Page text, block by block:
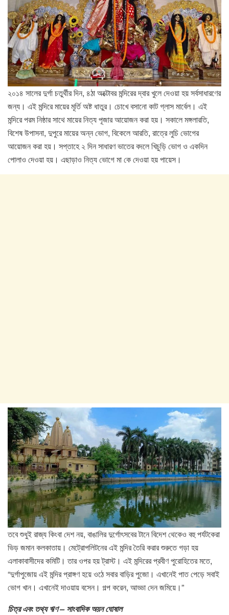
২০১৪ সালের দুর্গা চতুর্থীর দিন, ৪ঠা অক্টোবর মন্দিরের দ্বার খুলে দেওয়া হয় সর্বসাধারণের
জন্য। এই মন্দিরে মায়ের মূর্তি অষ্ট ধাতুর। চোখে বসানো কাট গ্লাস মার্বেল। এই
মন্দিরে পরম নিষ্ঠার সাথে মায়ের নিত্য পূজার আয়োজন করা হয়। সকালে মঙ্গলারতি,
বিশেষ উপাসনা, দুপুরে মায়ের অন্ন ভোগ, বিকেলে আরতি, রাত্রে লুচি ভোগের
আয়োজন করা হয়। সপ্তাহে ২ দিন সাধারণ ভাতের বদলে খিচুড়ি ভোগ ও একদিন
পোলাও দেওয়া হয়। এছাড়াও নিত্য ভোগে মা কে দেওয়া হয় পায়েস।
তবে শুধুই রাজ্য কিংবা দেশ নয়, বাঙালির দুর্গোৎসবের টানে বিদেশ থেকেও বহু পর্যটকেরা
ভিড় জমান কলকাতায়। মেট্রোপলিটনের এই মন্দির তৈরি করার শুরুতে গড়া হয়
এলাকাবাসীদের কমিটি। তার ওপর হয় ট্রাস্ট। এই মন্দিরের প্রবীণ পুরোহিতের মতে,
“দুর্গাপুজোয় এই মন্দির প্রাঙ্গণ হয়ে ওঠে সবার বাড়ির পুজো। এখানেই পাত পেড়ে সবাই
ভোগ খান। এখানেই দাওয়ায় বসেন। গল্প করেন, আড্ডা দেন জমিয়ে।”
চিত্র এবং তথ্য ঋণ – সাংবাদিক অয়ন ঘোষাল